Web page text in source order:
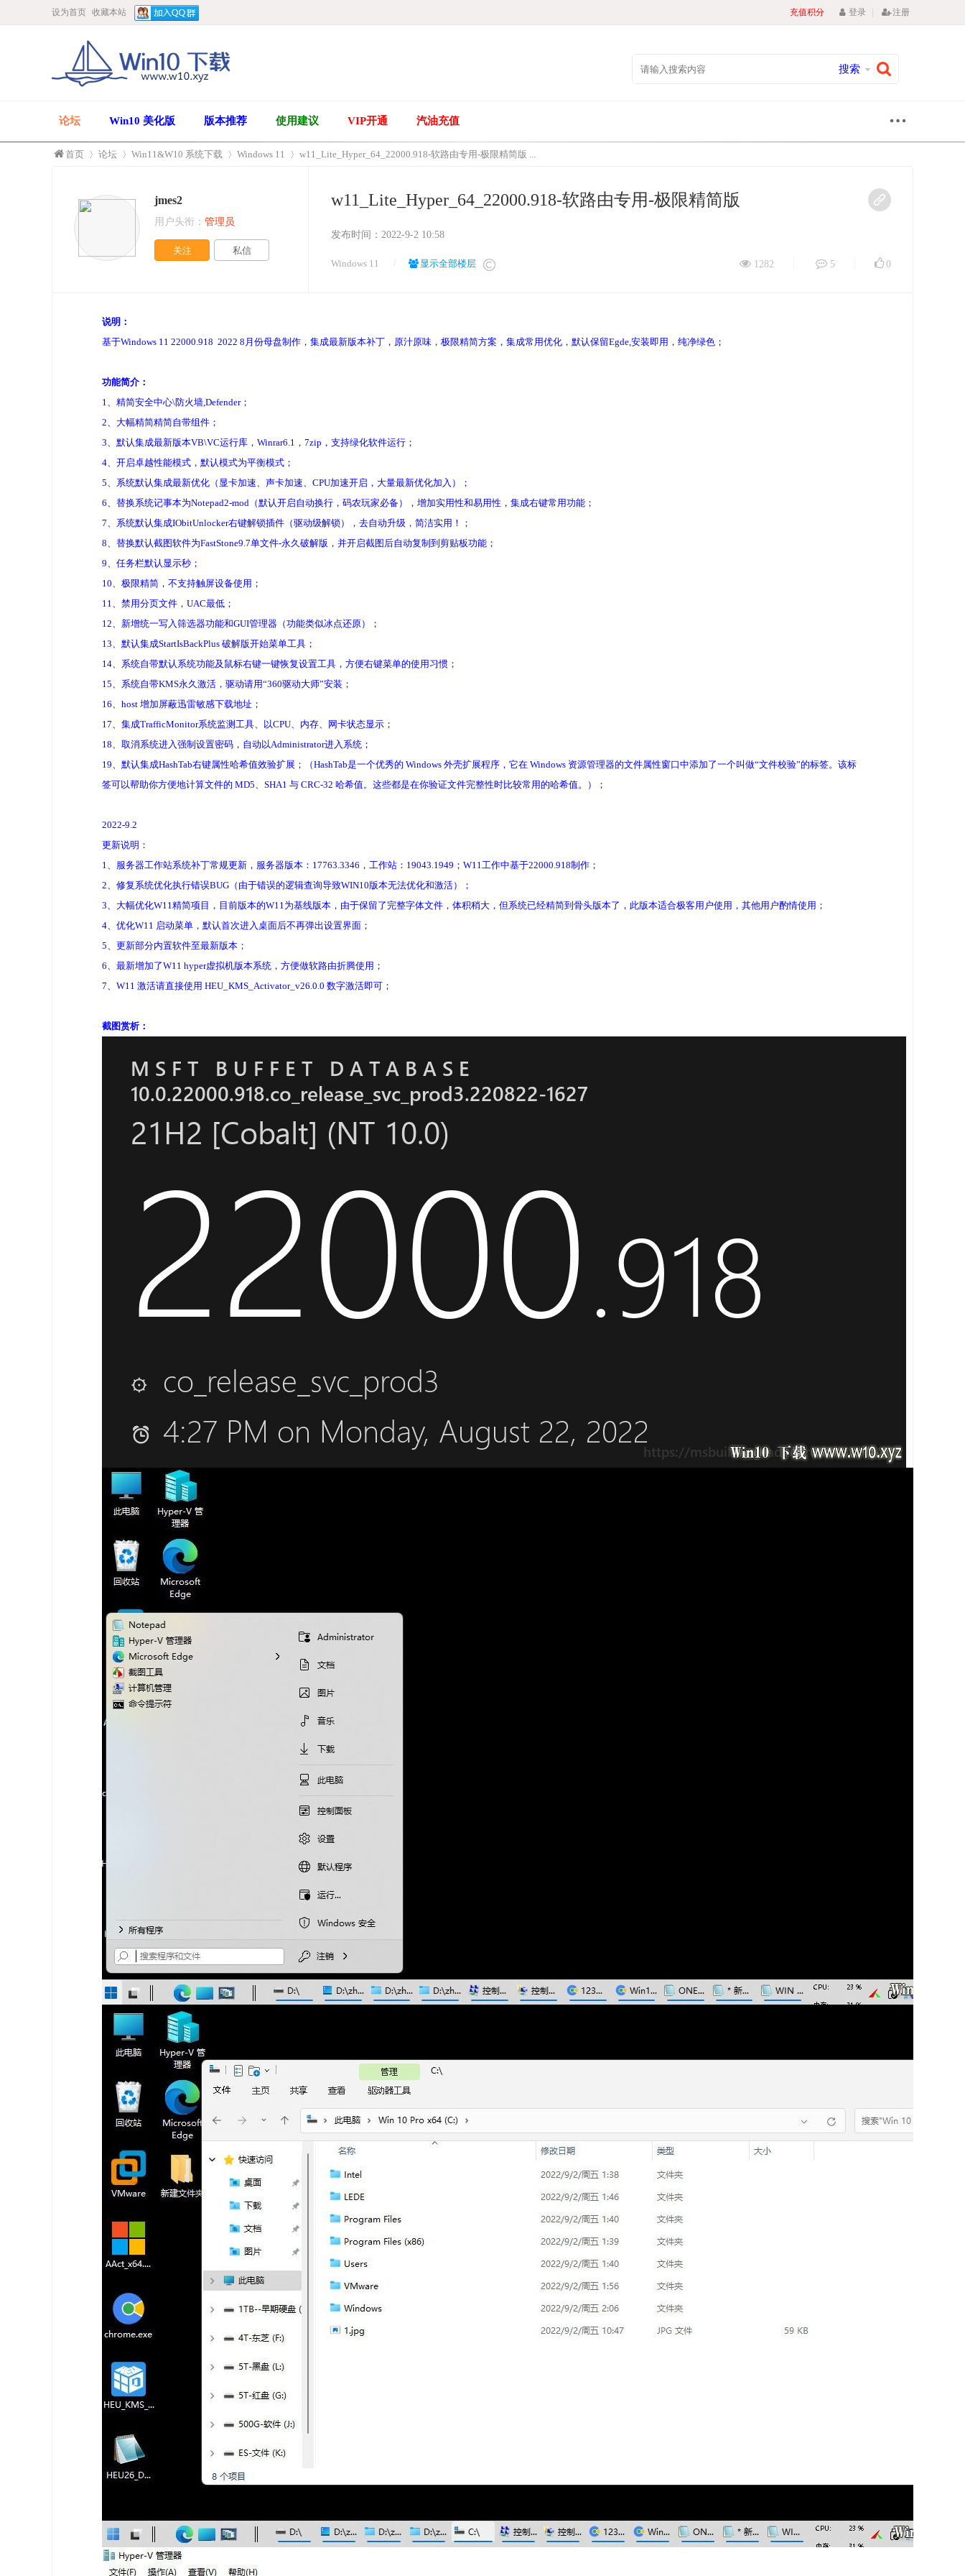
设为首页 收藏本站 充值积分 登录 | 注册
搜索
论坛 Win10 美化版 版本推荐 使用建议 VIP开通 汽油充值
首页
»
论坛 Win11&W10 系统下载
›
Windows 11 w11_Lite_Hyper_64_22000.918-软路由专用-极限精简版 ...
w11_Lite_Hyper_64_22000.918-软路由专用-极限精简版
发布时间： 2022-9-2 10:58
Windows 11 / 显示全部楼层 1282 5 0
jmes2
用户头衔： 管理员
关注 私信
说明：
基于Windows 11 22000.918 2022 8月份母盘制作，集成最新版本补丁，原汁原味，极限精简方案，集成常用优化，默认保留Egde,安装即用，纯净绿色；
功能简介：
1、精简安全中心\防火墙,Defender；
2、大幅精简精简自带组件；
3、默认集成最新版本VB\VC运行库，Winrar6.1，7zip，支持绿化软件运行；
4、开启卓越性能模式，默认模式为平衡模式；
5、系统默认集成最新优化（显卡加速、声卡加速、CPU加速开启，大量最新优化加入）；
6、替换系统记事本为Notepad2-mod（默认开启自动换行，码农玩家必备），增加实用性和易用性，集成右键常用功能；
7、系统默认集成IObitUnlocker右键解锁插件（驱动级解锁），去自动升级，简洁实用！；
8、替换默认截图软件为FastStone9.7单文件-永久破解版，并开启截图后自动复制到剪贴板功能；
9、任务栏默认显示秒；
10、极限精简，不支持触屏设备使用；
11、禁用分页文件，UAC最低；
12、新增统一写入筛选器功能和GUI管理器（功能类似冰点还原）；
13、默认集成StartIsBackPlus 破解版开始菜单工具；
14、系统自带默认系统功能及鼠标右键一键恢复设置工具，方便右键菜单的使用习惯；
15、系统自带KMS永久激活，驱动请用“360驱动大师”安装；
16、host 增加屏蔽迅雷敏感下载地址；
17、集成TrafficMonitor系统监测工具、以CPU、内存、网卡状态显示；
18、取消系统进入强制设置密码，自动以Administrator进入系统；
19、默认集成HashTab右键属性哈希值效验扩展；（HashTab是一个优秀的 Windows 外壳扩展程序，它在 Windows 资源管理器的文件属性窗口中添加了一个叫做“文件校验”的标签。该标
签可以帮助你方便地计算文件的 MD5、SHA1 与 CRC-32 哈希值。这些都是在你验证文件完整性时比较常用的哈希值。）；
2022-9.2
更新说明：
1、服务器工作站系统补丁常规更新，服务器版本：17763.3346，工作站：19043.1949；W11工作中基于22000.918制作；
2、修复系统优化执行错误BUG（由于错误的逻辑查询导致WIN10版本无法优化和激活）；
3、大幅优化W11精简项目，目前版本的W11为基线版本，由于保留了完整字体文件，体积稍大，但系统已经精简到骨头版本了，此版本适合极客用户使用，其他用户酌情使用；
4、优化W11 启动菜单，默认首次进入桌面后不再弹出设置界面；
5、更新部分内置软件至最新版本；
6、最新增加了W11 hyper虚拟机版本系统，方便做软路由折腾使用；
7、W11 激活请直接使用 HEU_KMS_Activator_v26.0.0 数字激活即可；
截图赏析：